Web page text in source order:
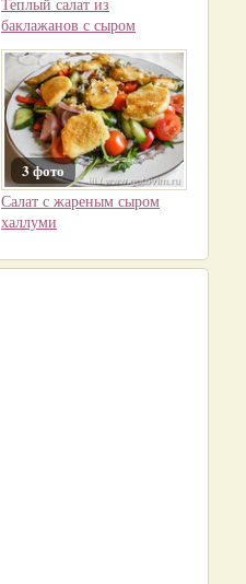
Теплый салат из
баклажанов с сыром
3 фото
Салат с жареным сыром
халлуми